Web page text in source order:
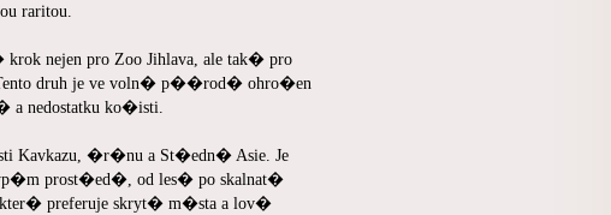
raritou.
nejen pro Zoo Jihlava, ale tak� pro
druh je ve voln� p��rod� ohro�en
nedostatku ko�isti.
Kavkazu, �r�nu a St�edn� Asie. Je
prost�ed�, od les� po skalnat�
preferuje skryt� m�sta a lov�